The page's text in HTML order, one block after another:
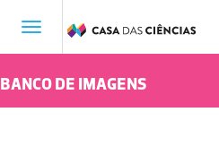
Toggle
BANCO DE IMAGENS